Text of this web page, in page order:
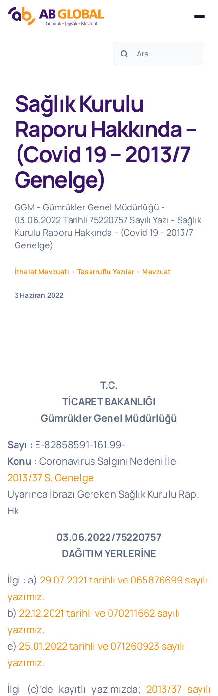
Search
Sağlık Kurulu
Raporu Hakkında –
(Covid 19 – 2013/7
Genelge)
GGM - Gümrükler Genel Müdürlüğü -
03.06.2022 Tarihli 75220757 Sayılı Yazı - Sağlık
Kurulu Raporu Hakkında - (Covid 19 - 2013/7
Genelge)
İthalat Mevzuatı •Tasarruflu Yazılar• Mevzuat
3 Haziran 2022
T.C.
TİCARET BAKANLIĞI
Gümrükler Genel Müdürlüğü
Sayı : E-82858591-161.99-
Konu : Coronavirus Salgını Nedeni İle
2013/37 S. Genelge
Uyarınca İbrazı Gereken Sağlık Kurulu Rap.
Hk
03.06.2022/75220757
DAĞITIM YERLERİNE
İlgi : a) 29.07.2021 tarihli ve 065876699 sayılı
yazımız.
b) 22.12.2021 tarihli ve 070211662 sayılı
yazımız.
e) 25.01.2022 tarihli ve 071260923 sayılı
yazımız.
İlgi (c)’de kayıtlı yazımızda; 2013/37 sayılı